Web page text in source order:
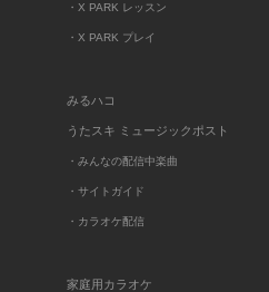
・X PARK レッスン
・X PARK プレイ
みるハコ
うたスキ ミュージックポスト
・みんなの配信中楽曲
・サイトガイド
・カラオケ配信
家庭用カラオケ